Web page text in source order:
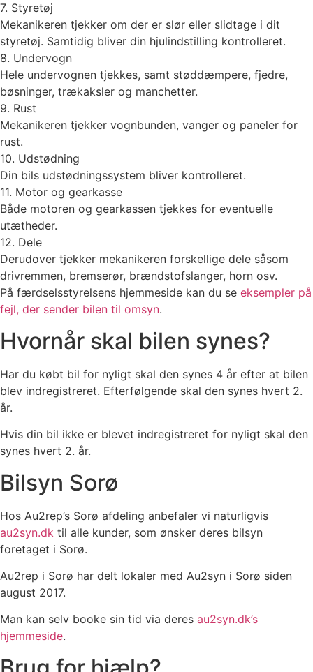
7. Styretøj
Mekanikeren tjekker om der er slør eller slidtage i dit
styretøj. Samtidig bliver din hjulindstilling kontrolleret.
8. Undervogn
Hele undervognen tjekkes, samt støddæmpere, fjedre,
bøsninger, trækaksler og manchetter.
9. Rust
Mekanikeren tjekker vognbunden, vanger og paneler for
rust.
10. Udstødning
Din bils udstødningssystem bliver kontrolleret.
11. Motor og gearkasse
Både motoren og gearkassen tjekkes for eventuelle
utætheder.
12. Dele
Derudover tjekker mekanikeren forskellige dele såsom
drivremmen, bremserør, brændstofslanger, horn osv.
På færdselsstyrelsens hjemmeside kan du se eksempler på
fejl, der sender bilen til omsyn.
Hvornår skal bilen synes?
Har du købt bil for nyligt skal den synes 4 år efter at bilen
blev indregistreret. Efterfølgende skal den synes hvert 2.
år.
Hvis din bil ikke er blevet indregistreret for nyligt skal den
synes hvert 2. år.
Bilsyn Sorø
Hos Au2rep’s Sorø afdeling anbefaler vi naturligvis
au2syn.dk til alle kunder, som ønsker deres bilsyn
foretaget i Sorø.
Au2rep i Sorø har delt lokaler med Au2syn i Sorø siden
august 2017.
Man kan selv booke sin tid via deres au2syn.dk’s
hjemmeside.